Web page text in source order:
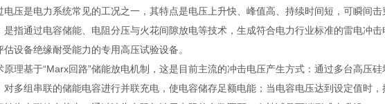
是电力系统常见的工况之一，其特点是电压上升快、峰值高、持续时间短，可瞬间击
是指通过电容储能、电阻分压与火花间隙放电等技术，生成符合电力行业标准的雷电冲
估设备绝缘耐受能力的专用高压试验设备。
基于“Marx回路”储能放电机制，这是目前主流的冲击电压产生方式：通过多台高压硅
对多组串联的储能电容进行并联充电，使电容储存足额电能；当电容电压达到设定值时